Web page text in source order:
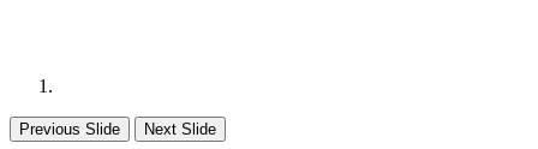
Previous Slide Next Slide